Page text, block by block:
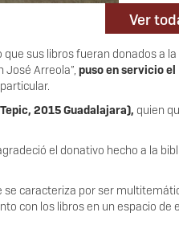
Ver
sus libros fueran donados a la
José Arreola”, puso en servicio el
particular.
2015 Guadalajara), quien
el donativo hecho a la
caracteriza por ser
con los libros en un espacio de